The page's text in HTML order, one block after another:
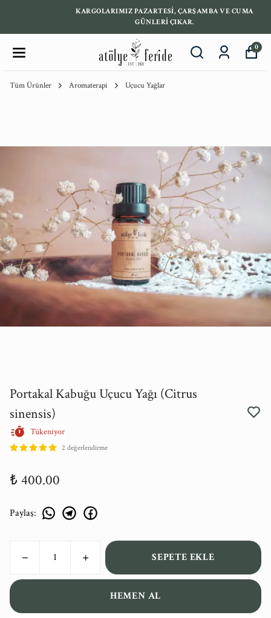
KARGOLARIMIZ PAZARTESİ, ÇARŞAMBA VE CUMA
GÜNLERİ ÇIKAR.
0
Tüm Ürünler Aromaterapi Uçucu Yağlar
Portakal Kabuğu Uçucu Yağı (Citrus
sinensis)
Tükeniyor
2 değerlendirme
₺ 400.00
Paylaş:
SEPETE EKLE
HEMEN AL